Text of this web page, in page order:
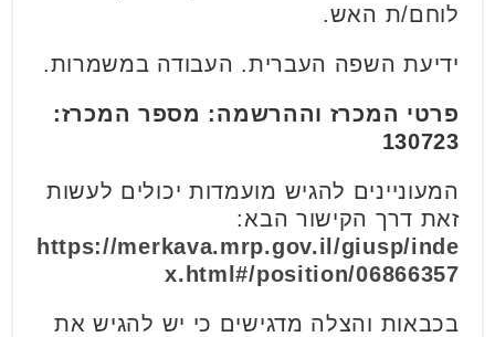
לוחם/ת האש.
ידיעת השפה העברית. העבודה במשמרות.
פרטי המכרז וההרשמה: מספר המכרז:
130723
המעוניינים להגיש מועמדות יכולים לעשות
זאת דרך הקישור הבא:
https://merkava.mrp.gov.il/giusp/inde
x.html#/position/06866357
בכבאות והצלה מדגישים כי יש להגיש את